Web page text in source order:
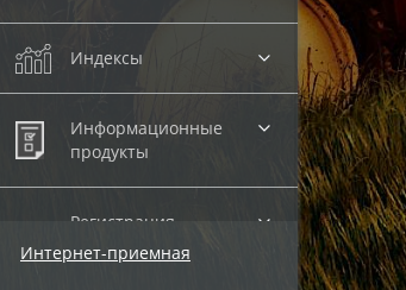
Индексы
Информационные
продукты
Регистрация
внебиржевых
договоров
Интернет-приемная